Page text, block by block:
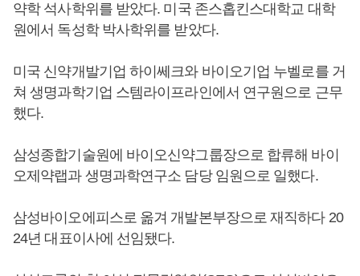
약학 석사학위를 받았다. 미국 존스홉킨스대학교 대학
원에서 독성학 박사학위를 받았다.
미국 신약개발기업 하이쎄크와 바이오기업 누벨로를 거
쳐 생명과학기업 스템라이프라인에서 연구원으로 근무
했다.
삼성종합기술원에 바이오신약그룹장으로 합류해 바이
오제약랩과 생명과학연구소 담당 임원으로 일했다.
삼성바이오에피스로 옮겨 개발본부장으로 재직하다 20
24년 대표이사에 선임됐다.